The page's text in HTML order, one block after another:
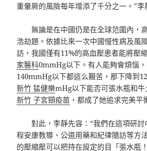
重暈厥的風險每年增添了千分之一。”李
無論是在中國仍是在全球范圍內，
浩劫題。依據比來一次中國慢性病及風
訪，我國僅有11%的高血壓患者能將壓
家醫科0mmHg以下。有人能夠會煩惱
140mmHg以下都這么艱苦，那下降到
新竹 猛健樂mHg以下能否可張水瓶和
新竹 子宮頸疫苗 ，都成了她追求完美平
對此，李靜先容：“我們在這項研
程安康教導、公道用藥和紀律隨訪等方
的壓縮壓可以把持在設定的目「張水瓶